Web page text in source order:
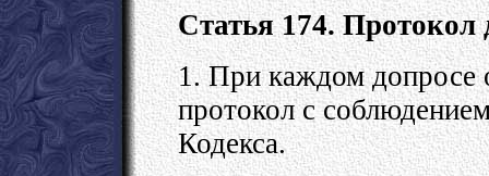
Статья 174. Протокол
1. При каждом допросе
протокол с
Кодекса.